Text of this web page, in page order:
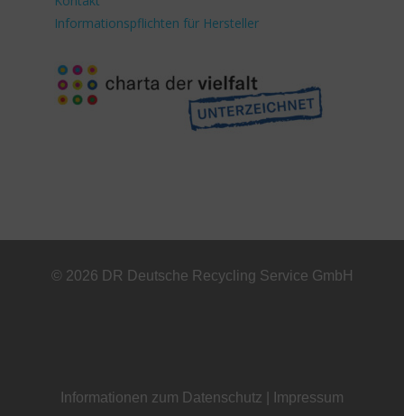
Informationspflichten für Hersteller
© 2026 DR Deutsche Recycling Service GmbH
Informationen zum Datenschutz Impressum